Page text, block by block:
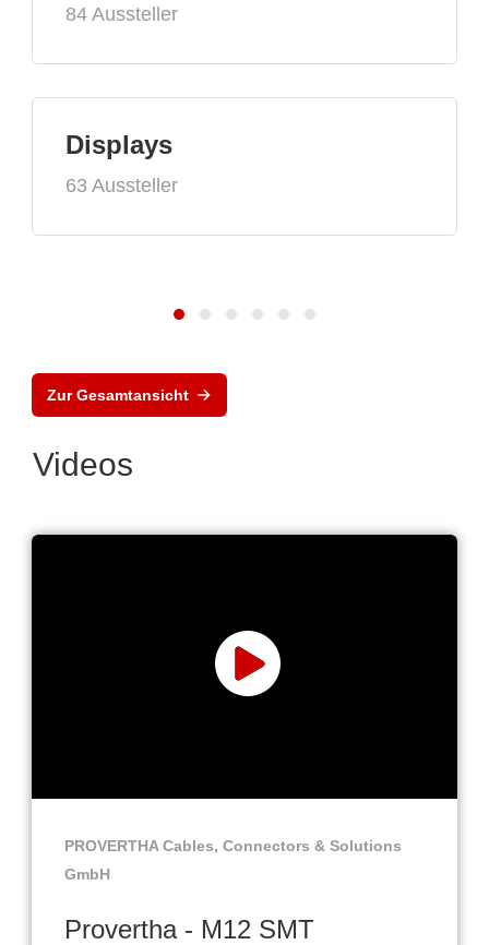
84 Aussteller
Displays
63 Aussteller
Zur Gesamtansicht
Videos
PROVERTHA Cables, Connectors & Solutions
GmbH
Provertha - M12 SMT